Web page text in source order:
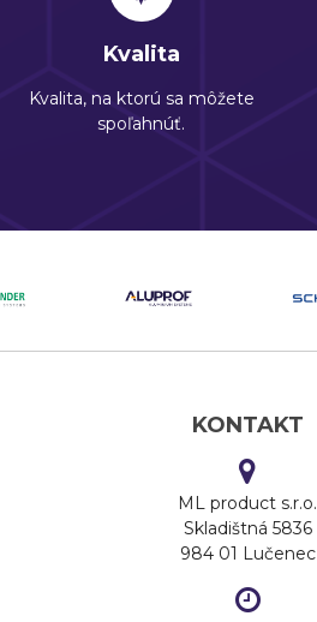
Kvalita
Kvalita, na ktorú sa môžete
spoľahnúť.
KONTAKT
ML product s.r.o.
Skladištná 5836
984 01 Lučenec